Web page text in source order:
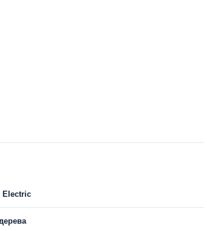
Electric